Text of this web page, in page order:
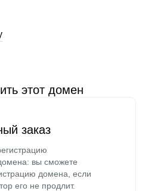
этот домен
заказ
вы сможете
домена, если
его не продлит.